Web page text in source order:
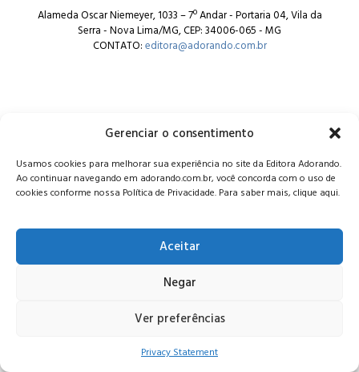
Gerenciar o consentimento
Usamos cookies para melhorar sua experiência no site da Editora Adorando.
Ao continuar navegando em adorando.com.br, você concorda com o uso de
cookies conforme nossa Política de Privacidade. Para saber mais, clique aqui.
Aceitar
Negar
Ver preferências
Privacy Statement
Alameda Oscar Niemeyer, 1033 – 7º Andar - Portaria 04, Vila da
Serra - Nova Lima/MG, CEP: 34006-065 - MG
CONTATO:editora@adorando.com.br
© Editora Adorando 2026. Todos os direitos reservados.
Consulte nossapolítica de privacidade.